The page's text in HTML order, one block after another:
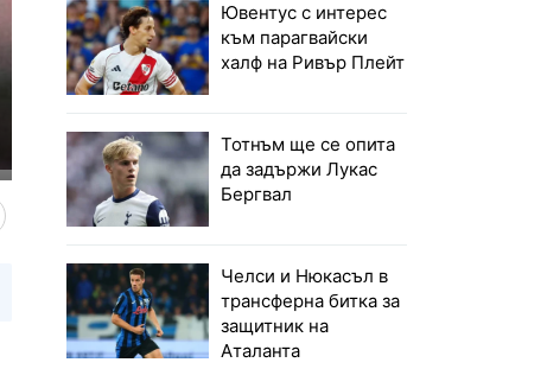
Ювентус с интерес
към парагвайски
халф на Ривър Плейт
Тотнъм ще се опита
да задържи Лукас
Бергвал
Челси и Нюкасъл в
трансферна битка за
защитник на
Аталанта